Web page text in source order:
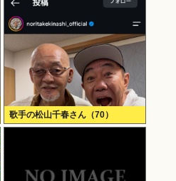
歌手の松山千春さん（70）